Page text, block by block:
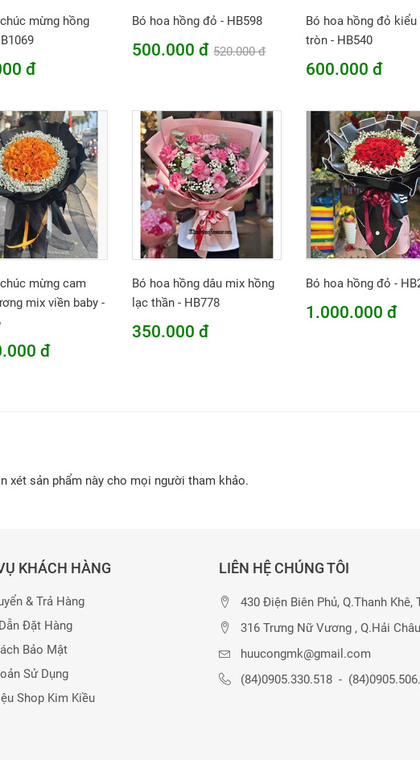
mừng hồng
đ
Bó hoa hồng đỏ - HB598
500.000 đ 520.000 đ
Bó hoa hồng đỏ kiểu
tròn - HB540
600.000 đ
mừng cam
mix viền baby -
đ
Bó hoa hồng dâu mix hồng
lạc thần - HB778
350.000 đ
Bó hoa hồng đỏ -
1.000.000 đ
xét sản phẩm này cho mọi người tham khảo.
KHÁCH HÀNG
& Trả Hàng
Đặt Hàng
Bảo Mật
Sử Dụng
Shop Kim Kiều
LIÊN HỆ CHÚNG TÔI
430 Điện Biên Phủ, Q.Thanh Khê,
316 Trưng Nữ Vương , Q.Hải
huucongmk@gmail.com
(84)0905.330.518 -